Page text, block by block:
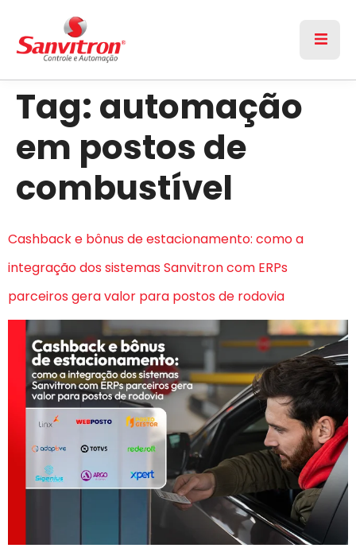
Tag: automação
em postos de
combustível
Cashback e bônus de estacionamento: como a
integração dos sistemas Sanvitron com ERPs
parceiros gera valor para postos de rodovia